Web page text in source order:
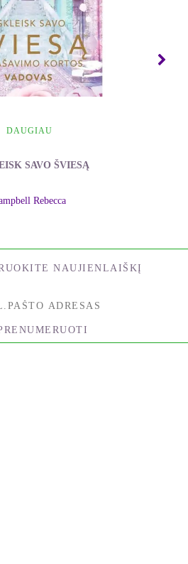
su visiška ramybe.
metų rinktą, sistemintą
kuri yra aktuali ne tik
ir ateities kartoms...
DAUGIAU
SAVO ŠVIESĄ
Rebecca
NAUJIENLAIŠKĮ